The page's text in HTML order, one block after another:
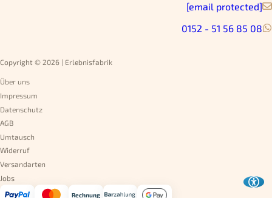
[email protected]
0152 - 51 56 85 08
Copyright © 2026 | Erlebnisfabrik
Über uns
Impressum
Datenschutz
AGB
Umtausch
Widerruf
Versandarten
Jobs
Rechnung